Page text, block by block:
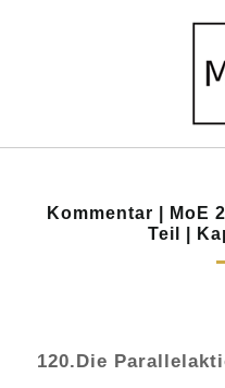
Kommentar | MoE
Teil |
120.Die